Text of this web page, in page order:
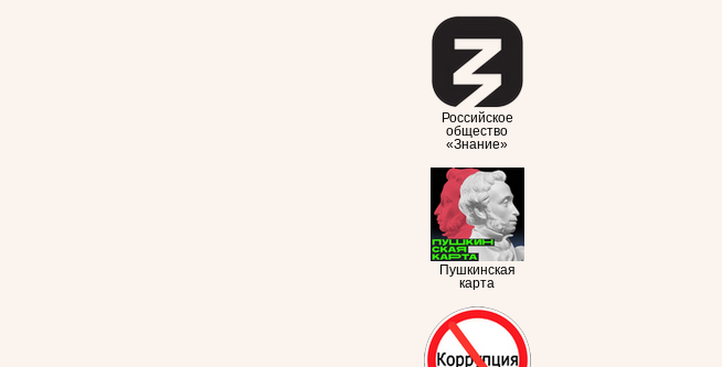
Российское
общество
«Знание»
Пушкинская
карта